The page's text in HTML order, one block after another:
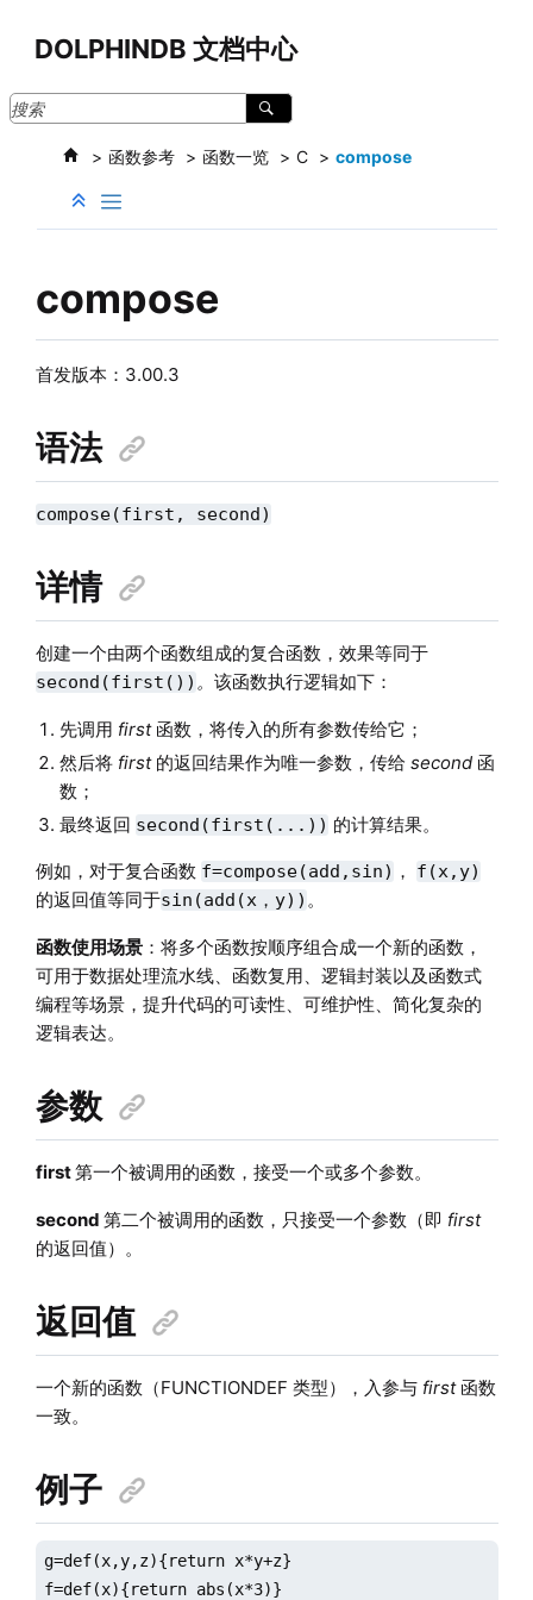
DOLPHINDB 文档中心
函数参考 函数一览 C compose
compose
首发版本：3.00.3
语法
compose(first, second)
详情
创建一个由两个函数组成的复合函数，效果等同于
second(first()) 。 该函数执行逻辑如下：
先调用 first 函数，将传入的所有参数传给它；
然后将 first 的返回结果作为唯一参数，传给 second 函
数；
最终返回 second(first(...)) 的计算结果。
例如，对于复合函数 f=compose(add,sin) ， f(x,y)
的返回值等同于sin(add(x，y)) 。
函数使用场景：将多个函数按顺序组合成一个新的函数，
可用于数据处理流水线、函数复用、逻辑封装以及函数式
编程等场景，提升代码的可读性、可维护性、简化复杂的
逻辑表达。
参数
first第一个被调用的函数，接受一个或多个参数。
second 第二个被调用的函数，只接受一个参数（即 first
的返回值）。
返回值
一个新的函数（FUNCTIONDEF 类型），入参与 first函数
一致。
例子
g=def(x,y,z){return x*y+z}
f=def(x){return abs(x*3)}